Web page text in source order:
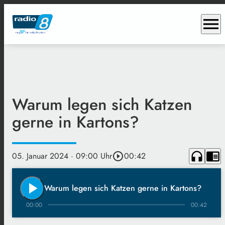
menu
Warum legen sich Katzen
gerne in Kartons?
05. Januar 2024 · 09:00 Uhrplay_circle_outline00:42 headphones chrome_reader_mode
play_arrow Warum legen sich Katzen gerne in Kartons?
00:00 00:42